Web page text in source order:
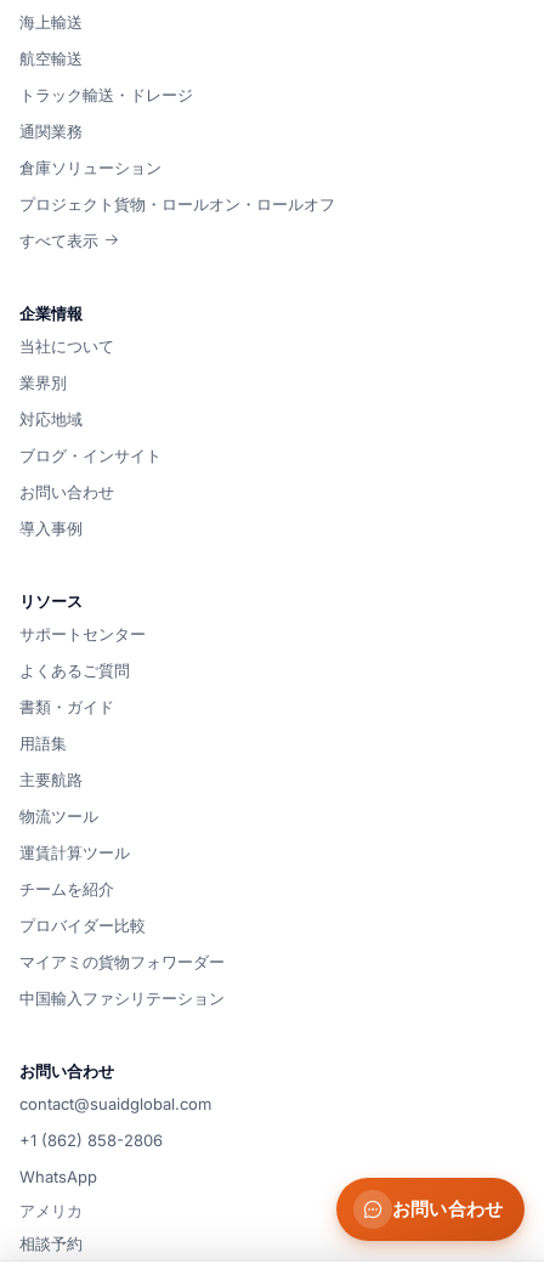
海上輸送
航空輸送
トラック輸送・ドレージ
通関業務
倉庫ソリューション
プロジェクト貨物・ロールオン・ロールオフ
すべて表示
企業情報
当社について
業界別
対応地域
ブログ・インサイト
お問い合わせ
導入事例
リソース
サポートセンター
よくあるご質問
書類・ガイド
用語集
主要航路
物流ツール
運賃計算ツール
チームを紹介
プロバイダー比較
マイアミの貨物フォワーダー
中国輸入ファシリテーション
お問い合わせ
contact@suaidglobal.com
+1 (862) 858-2806
WhatsApp
アメリカ
相談予約
お問い合わせ